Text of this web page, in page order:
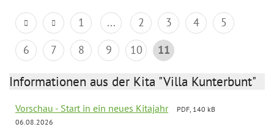
1 ... 2 3 4
5
6
7 8 9 10 11
Informationen aus der Kita "Villa Kunterbunt"
Vorschau - Start in ein neues Kitajahr
PDF, 140 kB
06.08.2026